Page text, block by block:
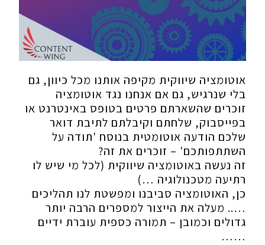
אוטומציה שיווקית מקיפה אותנו מכל כיוון, גם
בלי שנרגיש, גם אם אנחנו נגד אוטומציה
זוכרים שהשארתם פרטים בטופס באינטרנט או
בפייסבוק, שלחתם וקיבלתם לתיבת דואר
שלכם הודעה אוטומטית בנוסח 'תודה על
השתתפותכם' – זוכרים את זה?
זה נעשה באוטומציה שיווקית (לכל מי שיש לו
רתיעה מטכנולוגיה …)
כן, האוטומציה סביבנו ומפשטת לנו תהליכים
….. מעלה את הייצור למספרים הרבה יותר
גדולים וכמובן – תמורה כספית עוברת ידיים
……